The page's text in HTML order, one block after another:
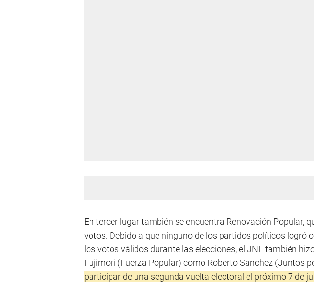
En tercer lugar también se encuentra Renovación Popular,
votos. Debido a que ninguno de los partidos políticos logró
los votos válidos durante las elecciones, el JNE también
Fujimori (Fuerza Popular) como Roberto Sánchez (Juntos
participar de una segunda vuelta electoral el próximo 7 de